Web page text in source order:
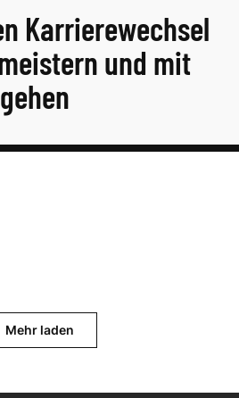
Karrierewechsel
und mit
Mehr laden